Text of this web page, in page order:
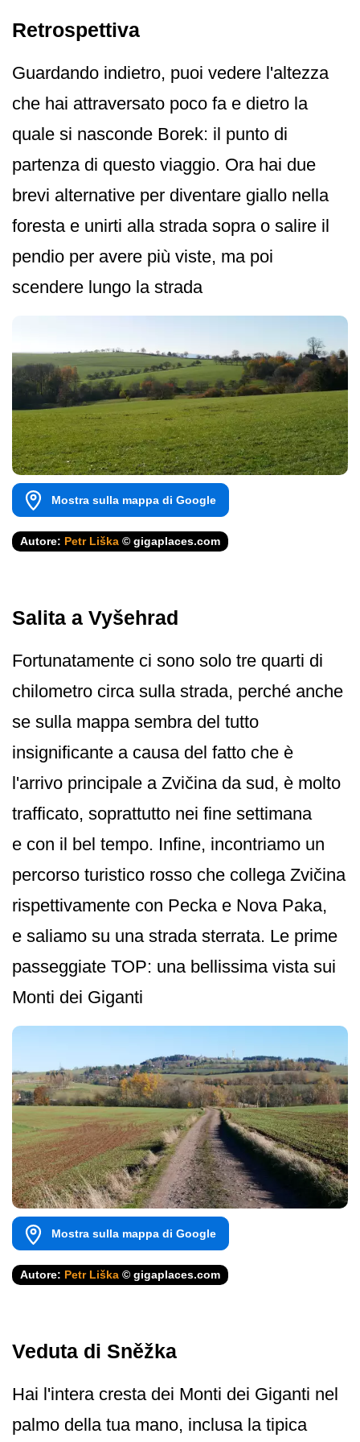
Retrospettiva
Guardando indietro, puoi vedere l'altezza
che hai attraversato poco fa e dietro la
quale si nasconde Borek: il punto di
partenza di questo viaggio. Ora hai due
brevi alternative per diventare giallo nella
foresta e unirti alla strada sopra o salire il
pendio per avere più viste, ma poi
scendere lungo la strada
Mostra sulla mappa di Google
Autore: Petr Liška © gigaplaces.com
Salita a Vyšehrad
Fortunatamente ci sono solo tre quarti di
chilometro circa sulla strada, perché anche
se sulla mappa sembra del tutto
insignificante a causa del fatto che è
l'arrivo principale a Zvičina da sud, è molto
trafficato, soprattutto nei fine settimana
e con il bel tempo. Infine, incontriamo un
percorso turistico rosso che collega Zvičina
rispettivamente con Pecka e Nova Paka,
e saliamo su una strada sterrata. Le prime
passeggiate TOP: una bellissima vista sui
Monti dei Giganti
Mostra sulla mappa di Google
Autore: Petr Liška © gigaplaces.com
Veduta di Sněžka
Hai l'intera cresta dei Monti dei Giganti nel
palmo della tua mano, inclusa la tipica